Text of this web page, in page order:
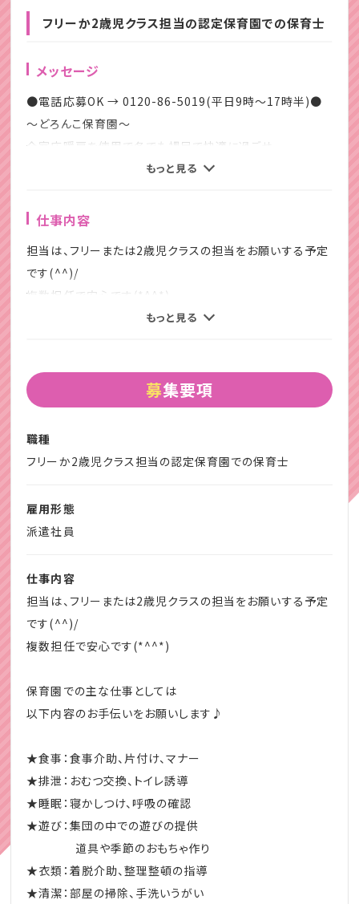
フリーか2歳児クラス担当の認定保育園での保育士
メッセージ
●電話応募OK → 0120-86-5019(平日9時～17時半)●
～どろんこ保育園～
全室床暖房を使用で冬でも裸足で快適に過ごせ、
こどもたちは元気いっぱい！
食育にも力を入れていて、無農薬や低農薬食材を仕入れ
献立に入れています！
年2回給食懇親会もあります☆★
クラス別の一斉保育（担当制ではありません）です♪
保障しながらあそびを探求し、こどもたちが、
自分生活をつくる保育の日々を目指しています
コーディネーターから(*^^*)
園庭開放や、地域交流も盛んに行っており、
勤務希望場所教えて下さいネ(*^_^*)
・保育士試験合格後の仕事を探している◎
・資格があっても使っていない☆
・すぐに仕事を始めたい！
・4月からのスタート☆
・業種未経験歓迎！
ぜひお気軽に相談、お問い合わせください。
もっと見る
仕事内容
担当は、フリーまたは2歳児クラスの担当をお願いする予定
です(^^)/
複数担任で安心です(*^^*)
★食事：食事介助、片付け、マナー
★衣類：着脱介助、整理整頓の指導
★清潔：部屋の掃除、手洗いうがい
★保護者対応
分からない事は先輩保育士が丁寧に教えます！
(*‘ω‘ *)
定員76名のみんなの顔が見える(*^^*)アットホーム
もっと見る
募集要項
職種
フリーか2歳児クラス担当の認定保育園での保育士
雇用形態
派遣社員
仕事内容
担当は、フリーまたは2歳児クラスの担当をお願いする予定
です(^^)/
複数担任で安心です(*^^*)
保育園での主な仕事としては
以下内容のお手伝いをお願いします♪
★食事：食事介助、片付け、マナー
★排泄：おむつ交換、トイレ誘導
★睡眠：寝かしつけ、呼吸の確認
★遊び：集団の中での遊びの提供
道具や季節のおもちゃ作り
★衣類：着脱介助、整理整頓の指導
★清潔：部屋の掃除、手洗いうがい